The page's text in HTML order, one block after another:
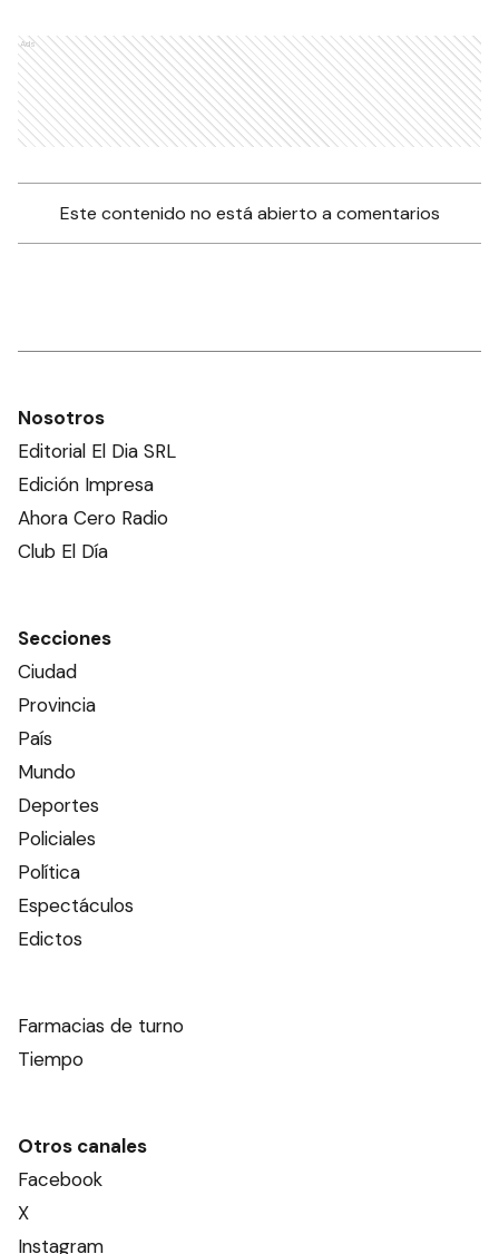
Ads
Este contenido no está abierto a comentarios
Nosotros
Editorial El Dia SRL
Edición Impresa
Ahora Cero Radio
Club El Día
Secciones
Ciudad
Provincia
País
Mundo
Deportes
Policiales
Política
Espectáculos
Edictos
Farmacias de turno
Tiempo
Otros canales
Facebook
X
Instagram